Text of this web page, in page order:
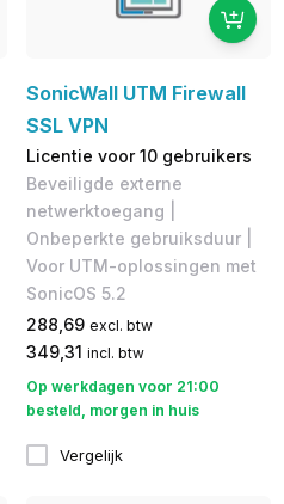
SonicWall UTM Firewall
SSL VPN
Licentie voor 10 gebruikers
Beveiligde externe
netwerktoegang |
Onbeperkte gebruiksduur |
Voor UTM-oplossingen met
SonicOS 5.2
288,69 excl. btw
349,31 incl. btw
Op werkdagen voor 21:00
besteld, morgen in huis
Vergelijk